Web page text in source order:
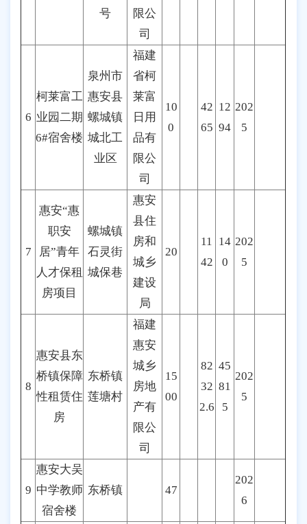
号
限公
司
6
柯莱富工
业园二期
6#宿舍楼
泉州市
惠安县
螺城镇
城北工
业区
福建
省柯
莱富
日用
品有
限公
司
10
0
42
65
12
94
202
5
7
惠安“惠
职安
居”青年
人才保租
房项目
螺城镇
石灵街
城保巷
惠安
县住
房和
城乡
建设
局
20
11
42
14
0
202
5
8
惠安县东
桥镇保障
性租赁住
房
东桥镇
莲塘村
福建
惠安
城乡
房地
产有
限公
司
15
00
82
32
2.6
45
81
5
202
5
9
惠安大吴
中学教师
宿舍楼
东桥镇 47
202
6